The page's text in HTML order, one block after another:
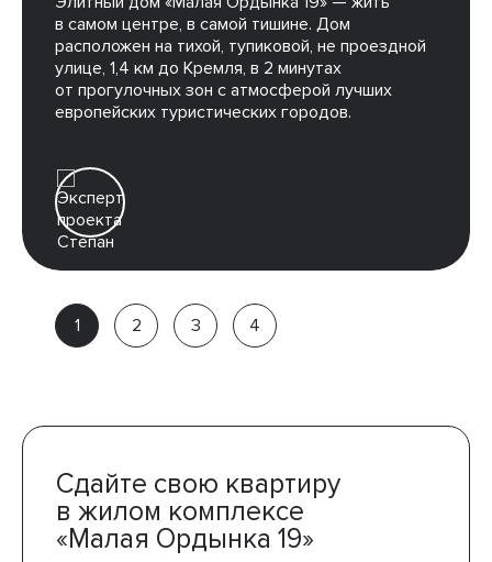
в самом центре, в самой тишине. Дом
расположен на тихой, тупиковой, не проездной
улице, 1,4 км до Кремля, в 2 минутах
от прогулочных зон с атмосферой лучших
европейских туристических городов.
Партёр
компании
Сдайте свою квартиру
в жилом комплексе
«Малая Ордынка 19»